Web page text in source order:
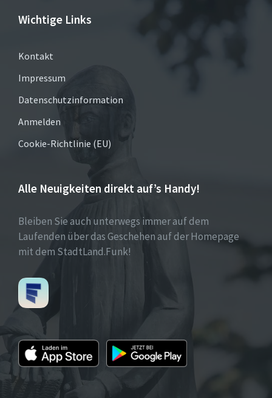
Wichtige Links
Kontakt
Impressum
Datenschutzinformation
Anmelden
Cookie-Richtlinie (EU)
Alle Neuigkeiten direkt auf’s Handy!
Bleiben Sie auch unterwegs immer auf dem
Laufenden über das Geschehen auf der Homepage
mit dem StadtLand.Funk!